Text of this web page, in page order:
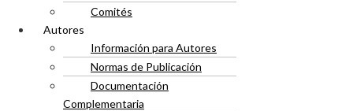
Comités
Autores
Información para Autores
Normas de Publicación
Documentación
Complementaria